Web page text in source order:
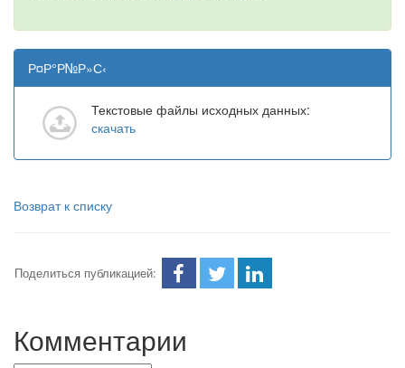
Р¤Р°Р№Р»С‹
Текстовые файлы исходных данных:
скачать
Возврат к списку
Поделиться публикацией:
Комментарии